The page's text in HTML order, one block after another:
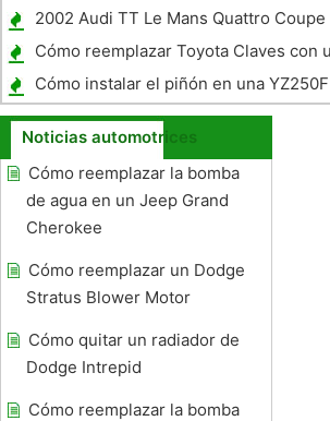
freno?
2002 Audi TT Le Mans Quattro Coupe
Especificaciones
Cómo reemplazar Toyota Claves con
chip de
Cómo instalar el piñón en una
Noticias automotrices
Cómo reemplazar la bomba
de agua en un Jeep Grand
Cherokee
Cómo reemplazar un Dodge
Stratus Blower Motor
Cómo quitar un radiador de
Dodge Intrepid
Cómo reemplazar la bomba